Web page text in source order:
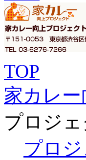
TOP
家カレ
プロジ
プロ